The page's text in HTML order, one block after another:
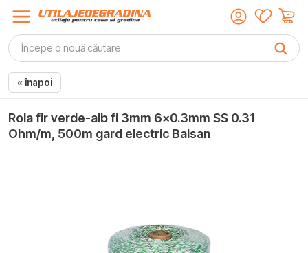
« înapoi
Rola fir verde-alb fi 3mm 6x0.3mm SS 0.31
Ohm/m, 500m gard electric Baisan